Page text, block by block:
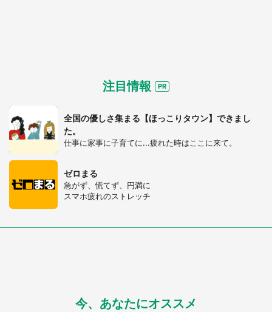
注目情報
全国の優しさ集まる【ほっこりタウン】できまし
た。
仕事に家事に子育てに...疲れた時はここに来て。
ゼロまる
急がず、慌てず、円満に
スマホ疲れのストレッチ
今、あなたにオススメ